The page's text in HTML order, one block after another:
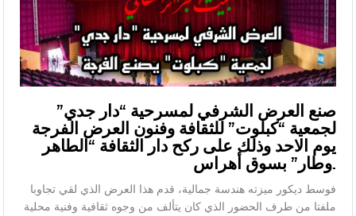
صنع العرض الشرفي لمسرحية “دار جدي”
لجمعية “كبلوت” للثقافة وفنون العرض الفرجة
يوم الاحد وذلك على ركح دار الثقافة “الطاهر
وطار” بسوق أهراس.
فوسط ديكور ميزته هندسة جمالية، قدم هذا العرض الذي لقي تجاوبا
ملفتا من طرف الحضور الذي كان يتألف من وجوه ثقافية وفنية محلية